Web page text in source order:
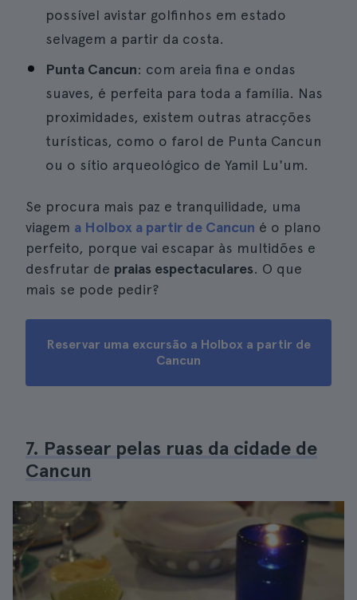
possível avistar golfinhos em estado
selvagem a partir da costa.
Punta Cancun: com areia fina e ondas
suaves, é perfeita para toda a família. Nas
proximidades, existem outras atracções
turísticas, como o farol de Punta Cancun
ou o sítio arqueológico de Yamil Lu'um.
Se procura mais paz e tranquilidade, uma
viagem a Holbox a partir de Cancun é o plano
perfeito, porque vai escapar às multidões e
desfrutar de praias espectaculares. O que
mais se pode pedir?
Reservar uma excursão a Holbox a partir de
Cancun
7. Passear pelas ruas da cidade de
Cancun